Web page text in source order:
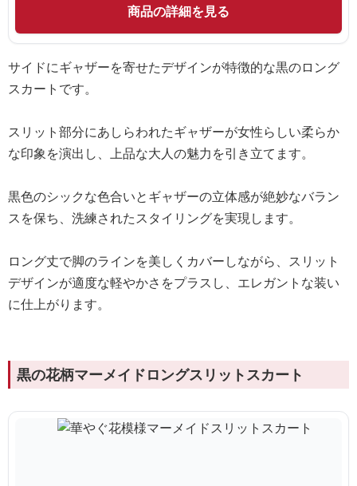
商品の詳細を見る
サイドにギャザーを寄せたデザインが特徴的な黒のロング
スカートです。
スリット部分にあしらわれたギャザーが女性らしい柔らか
な印象を演出し、上品な大人の魅力を引き立てます。
黒色のシックな色合いとギャザーの立体感が絶妙なバラン
スを保ち、洗練されたスタイリングを実現します。
ロング丈で脚のラインを美しくカバーしながら、スリット
デザインが適度な軽やかさをプラスし、エレガントな装い
に仕上がります。
黒の花柄マーメイドロングスリットスカート